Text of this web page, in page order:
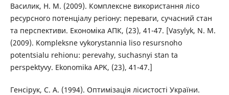
Василик, Н. М. (2009). Комплексне використання лісо
ресурсного потенціалу регіону: переваги, сучасний стан
та перспективи. Економіка АПК, (23), 41-47. [Vasylyk, N. M.
(2009). Kompleksne vykorystannia liso resursnoho
potentsialu rehionu: perevahy, suchasnyi stan ta
perspektyvy. Ekonomika APK, (23), 41-47.]
Генсірук, С. А. (1994). Оптимізація лісистості України.